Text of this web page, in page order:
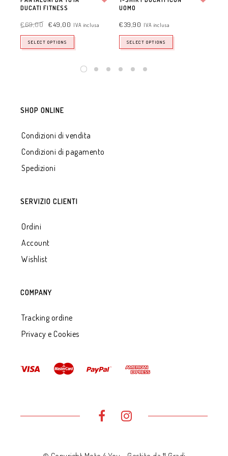
DUCATI FITNESS
€69,00 €49,00 IVA inclusa
SELECT OPTIONS
UOMO
€39,90 IVA inclusa
SELECT OPTIONS
SHOP ONLINE
Condizioni di vendita
Condizioni di pagamento
Spedizioni
SERVIZIO CLIENTI
Ordini
Account
Wishlist
COMPANY
Tracking ordine
Privacy e Cookies